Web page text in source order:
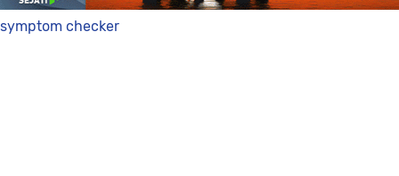
symptom checker